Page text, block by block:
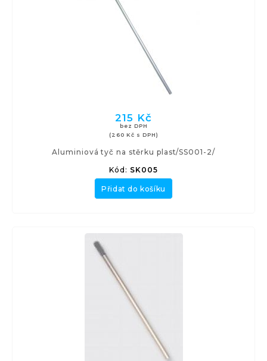
215 Kč
bez DPH
(260 Kč s DPH)
Aluminiová tyč na stěrku plast/SS001-2/
Kód: SK005
Přidat do košíku